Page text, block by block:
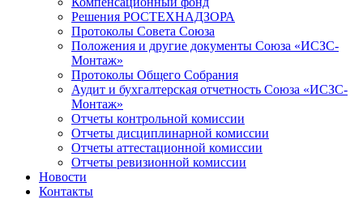
Решения РОСТЕХНАДЗОРА
Протоколы Совета Союза
Положения и другие документы Союза «ИСЗС-
Монтаж»
Протоколы Общего Собрания
Аудит и бухгалтерская отчетность Союза «ИСЗС-
Монтаж»
Отчеты контрольной комиссии
Отчеты дисциплинарной комиссии
Отчеты аттестационной комиссии
Отчеты ревизионной комиссии
Новости
Контакты